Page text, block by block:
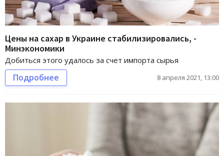
Цены на сахар в Украине стабилизировались, -
Минэкономики
Добиться этого удалось за счет импорта сырья
Подробнее 8 апреля 2021, 13:00